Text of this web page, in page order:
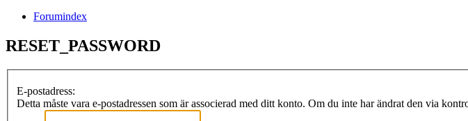
Forumindex
RESET_PASSWORD
E-postadress:
Detta måste vara e-postadressen som är associerad med ditt konto. Om du inte har ändrat den via